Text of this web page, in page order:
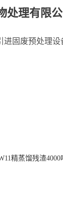
处理有限公
固废预处理
精蒸馏残渣